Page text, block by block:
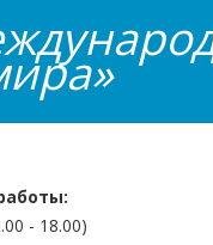
- 18.00)